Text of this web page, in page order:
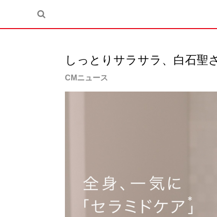
しっとりサラサラ、白石聖
CMニュース